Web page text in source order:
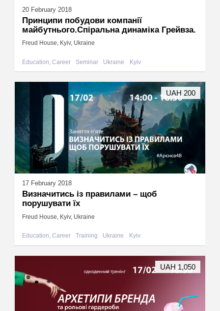
20 February 2018
Принципи побудови компанії
майбутнього.Спіральна динаміка Грейвза.
Freud House, Kyiv, Ukraine
Education, Career Seminar Ukraine Kyiv
17 February 2018
Визначитись із правилами – щоб
порушувати їх
Freud House, Kyiv, Ukraine
Education, Career Training Ukraine Kyiv
UAH 200
UAH 1,050